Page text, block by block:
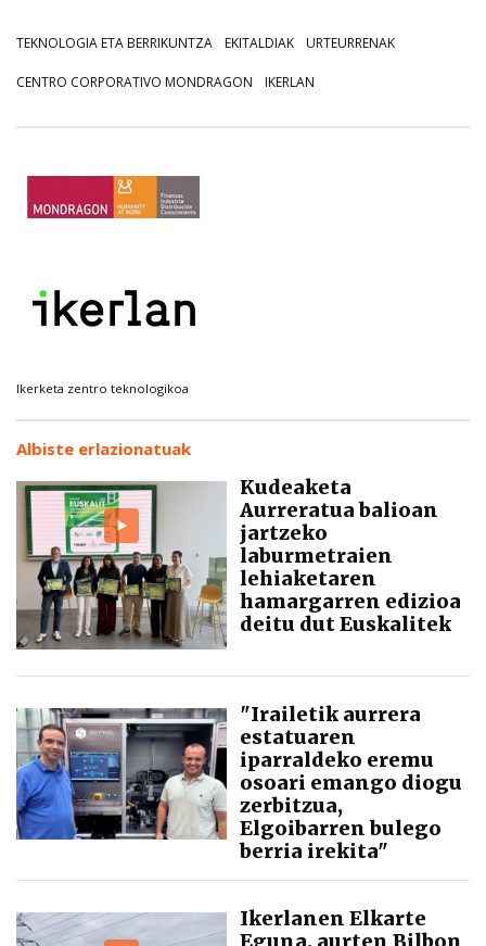
TEKNOLOGIA ETA BERRIKUNTZA EKITALDIAK URTEURRENAK
CENTRO CORPORATIVO MONDRAGON IKERLAN
Ikerketa zentro teknologikoa
Albiste erlazionatuak
Kudeaketa
Aurreratua balioan
jartzeko
laburmetraien
lehiaketaren
hamargarren edizioa
deitu dut Euskalitek
"Irailetik aurrera
estatuaren
iparraldeko eremu
osoari emango diogu
zerbitzua,
Elgoibarren bulego
berria irekita"
Ikerlanen Elkarte
Eguna, aurten Bilbon